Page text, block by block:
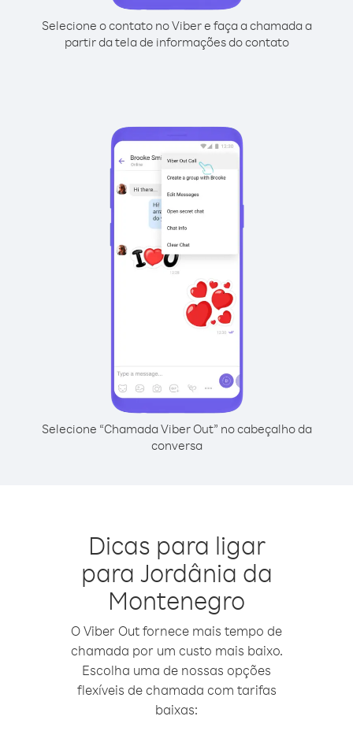
Selecione o contato no Viber e faça a chamada a
partir da tela de informações do contato
Selecione “Chamada Viber Out” no cabeçalho da
conversa
Dicas para ligar
para Jordânia da
Montenegro
O Viber Out fornece mais tempo de
chamada por um custo mais baixo.
Escolha uma de nossas opções
flexíveis de chamada com tarifas
baixas: